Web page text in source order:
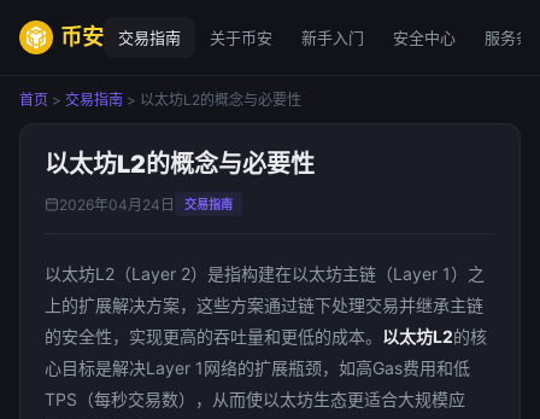
币安 交易指南 关于币安 新手入门 安全中心 服务条
首页 > 交易指南 > 以太坊L2的概念与必要性
以太坊L2的概念与必要性
2026年04月24日 交易指南
以太坊L2（Layer 2）是指构建在以太坊主链（Layer 1）之
上的扩展解决方案，这些方案通过链下处理交易并继承主链
的安全性，实现更高的吞吐量和更低的成本。 以太坊L2的核
心目标是解决Layer 1网络的扩展瓶颈，如高Gas费用和低
TPS（每秒交易数），从而使以太坊生态更适合大规模应